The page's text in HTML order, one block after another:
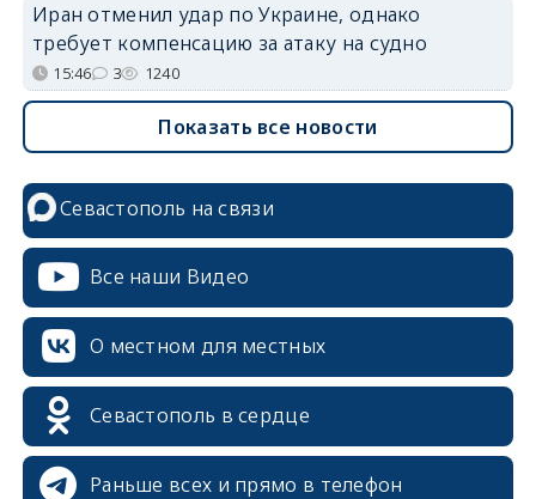
Иран отменил удар по Украине, однако
требует компенсацию за атаку на судно
15:46 3 1240
Показать все новости
Севастополь на связи
Все наши Видео
О местном для местных
Севастополь в сердце
Раньше всех и прямо в телефон